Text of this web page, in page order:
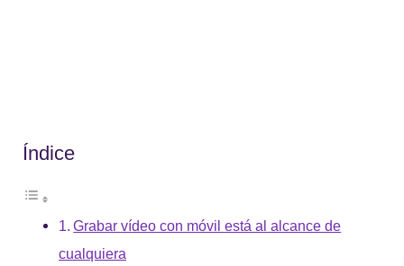
Índice
Grabar vídeo con móvil está al alcance de
cualquiera